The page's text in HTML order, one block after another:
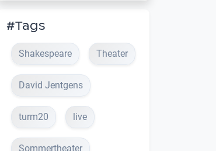
#Tags
Shakespeare Theater
David Jentgens
turm20 live
Sommertheater